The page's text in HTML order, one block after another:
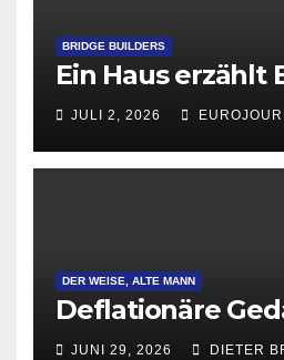
BRIDGE BUILDERS
Ein Haus erzählt
JULI 2, 2026
DER WEISE, ALTE MANN
Deflationäre
JUNI 29, 2026 DIETER